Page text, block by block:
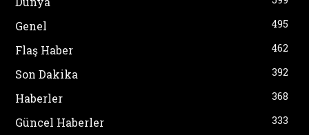
Genel 495
Flaş Haber 462
Son Dakika 392
Haberler 368
Güncel Haberler 333